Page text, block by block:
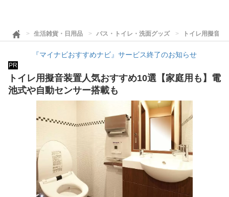
生活雑貨・日用品 バス・トイレ・洗面グッズ トイレ用擬音
『マイナビおすすめナビ』サービス終了のお知らせ
PR
トイレ用擬音装置人気おすすめ10選【家庭用も】電
池式や自動センサー搭載も